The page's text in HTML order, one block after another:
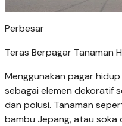
Perbesar
Teras Berpagar Tanaman
Menggunakan pagar
sebagai elemen dekoratif
dan polusi. Tanaman
bambu Jepang, atau